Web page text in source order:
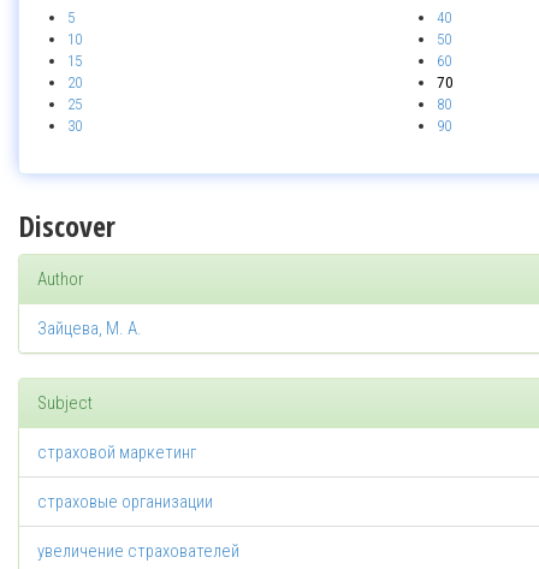
5
10
15
20
25
30
40
50
60
70
80
90
Discover
Author
Зайцева, М. А.
Subject
страховой маркетинг
страховые организации
увеличение страхователей